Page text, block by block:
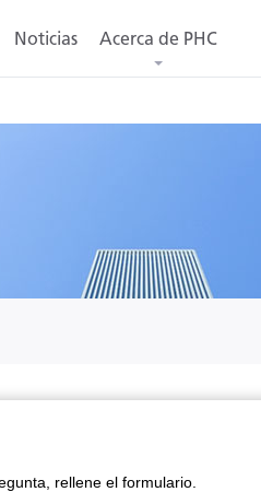
Noticias Acerca de PHC